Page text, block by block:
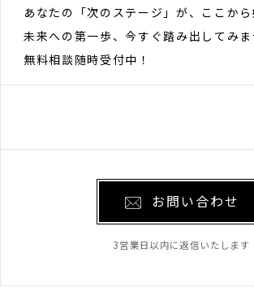
あなたの「次のステージ」が、ここから
未来への第一歩、今すぐ踏み出してみま
無料相談随時受付中！
お問い合わせ
3営業日以内に返信いたします